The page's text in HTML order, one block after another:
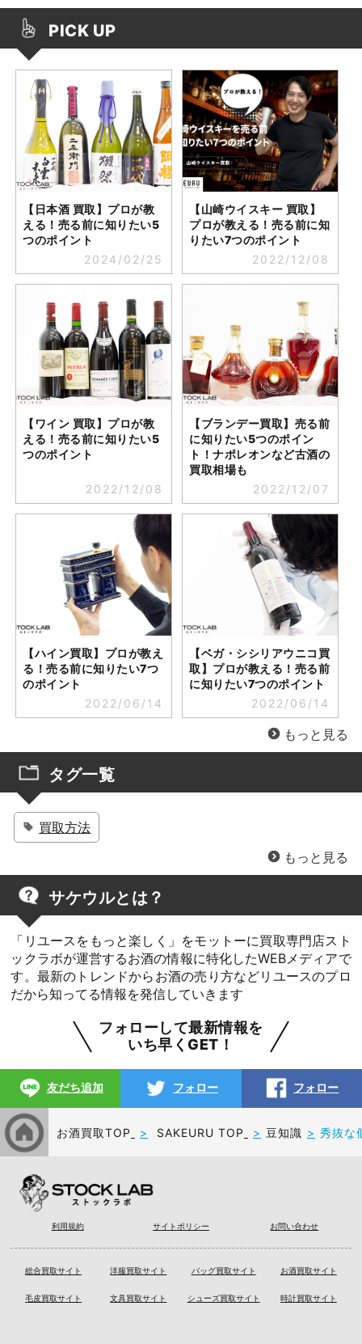
PICK UP
【日本酒 買取】プロが教
える！売る前に知りたい5
つのポイント
2024/02/25
【山崎ウイスキー 買取】
プロが教える！売る前に知
りたい7つのポイント
2022/12/08
【ワイン 買取】プロが教
える！売る前に知りたい5
つのポイント
2022/12/08
【ブランデー買取】売る前
に知りたい5つのポイン
ト！ナポレオンなど古酒の
買取相場も
2022/12/07
【ハイン買取】プロが教え
る！売る前に知りたい7つ
のポイント
2022/06/14
【ベガ・シシリアウニコ買
取】プロが教える！売る前
に知りたい7つのポイント
2022/06/14
もっと見る
タグ一覧
買取方法
サケウルとは？
「リユースをもっと楽しく」をモットーに買取専門店スト
ックラボが運営するお酒の情報に特化したWEBメディアで
す。最新のトレンドからお酒の売り方などリユースのプロ
だから知ってる情報を発信していきます
フォローして最新情報を
いち早くGET！
友だち追加 フォロー フォロー
お酒買取TOP SAKEURU TOP 豆知識 秀抜な
利用規約 サイトポリシー お問い合わせ
総合買取サイト 洋服買取サイト バッグ買取サイト お酒買取サイト
毛皮買取サイト 文具買取サイト シューズ買取サイト 時計買取サイト